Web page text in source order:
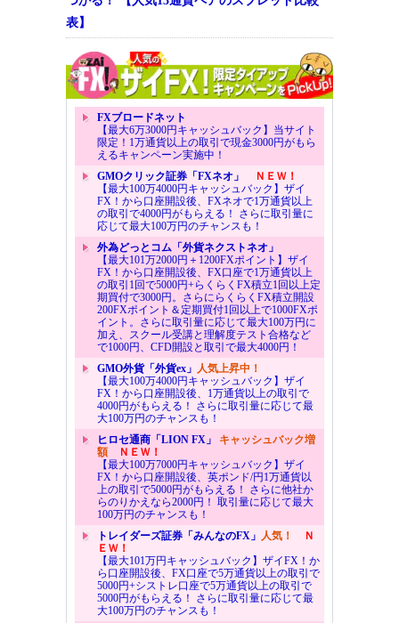
表】
FXブロードネット
【最大6万3000円キャッシュバック】当サイト
限定！1万通貨以上の取引で現金3000円がもら
えるキャンペーン実施中！
GMOクリック証券「FXネオ」
ＮＥＷ！
【最大100万4000円キャッシュバック】ザイ
FX！から口座開設後、FXネオで1万通貨以上
の取引で4000円がもらえる！ さらに取引量に
応じて最大100万円のチャンスも！
外為どっとコム「外貨ネクストネオ」
【最大101万2000円＋1200FXポイント】ザイ
FX！から口座開設後、FX口座で1万通貨以上
の取引1回で5000円+らくらくFX積立1回以上定
期買付で3000円。さらにらくらくFX積立開設
200FXポイント＆定期買付1回以上で1000FXポ
イント。さらに取引量に応じて最大100万円に
加え、スクール受講と理解度テスト合格など
で1000円、CFD開設と取引で最大4000円！
GMO外貨「外貨ex」 人気上昇中！
【最大100万4000円キャッシュバック】ザイ
FX！から口座開設後、1万通貨以上の取引で
4000円がもらえる！ さらに取引量に応じて最
大100万円のチャンスも！
ヒロセ通商「LION FX」 キャッシュバック増
額ＮＥＷ！
【最大100万7000円キャッシュバック】ザイ
FX！から口座開設後、英ポンド/円1万通貨以
上の取引で5000円がもらえる！ さらに他社か
らのりかえなら2000円！ 取引量に応じて最大
100万円のチャンスも！
トレイダーズ証券「みんなのFX」 人気！
Ｎ
ＥＷ！
【最大101万円キャッシュバック】ザイFX！か
ら口座開設後、FX口座で5万通貨以上の取引で
5000円+シストレ口座で5万通貨以上の取引で
5000円がもらえる！ さらに取引量に応じて最
大100万円のチャンスも！